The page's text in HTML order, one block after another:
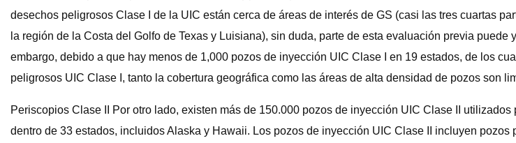
desechos peligrosos Clase I de la UIC están cerca de áreas de interés de GS (casi las tres cuartas
la región de la Costa del Golfo de Texas y Luisiana), sin duda, parte de esta evaluación previa
embargo, debido a que hay menos de 1,000 pozos de inyección UIC Clase I en 19 estados, de los
peligrosos UIC Clase I, tanto la cobertura geográfica como las áreas de alta densidad de pozos son
Periscopios Clase II Por otro lado, existen más de 150.000 pozos de inyección UIC Clase II
dentro de 33 estados, incluidos Alaska y Hawaii. Los pozos de inyección UIC Clase II incluyen